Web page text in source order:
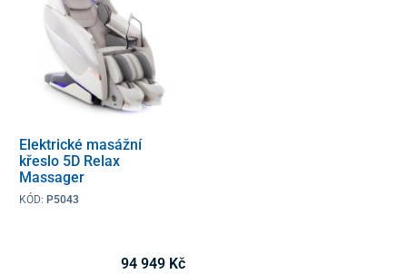
Elektrické masážní
křeslo 5D Relax
Massager
KÓD: P5043
94 949 Kč